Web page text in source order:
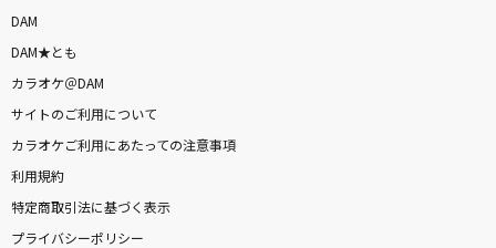
DAM
DAM★とも
カラオケ＠DAM
サイトのご利用について
カラオケご利用にあたっての注意事項
利用規約
特定商取引法に基づく表示
プライバシーポリシー